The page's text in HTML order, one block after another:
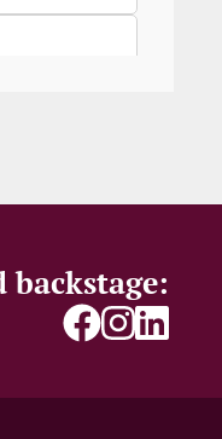
backstage: